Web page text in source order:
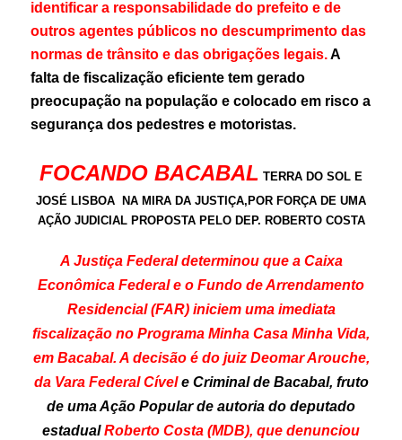
identificar a responsabilidade do prefeito e de
outros agentes públicos no descumprimento das
normas de trânsito e das obrigações legais.A
falta de fiscalização eficiente tem gerado
preocupação na população e colocado em risco a
segurança dos pedestres e motoristas.
FOCANDO BACABAL TERRA DO SOL E
JOSÉ LISBOA NA MIRA DA JUSTIÇA,POR FORÇA DE UMA
AÇÃO JUDICIAL PROPOSTA PELO DEP. ROBERTO COSTA
A Justiça Federal determinou que a Caixa
Econômica Federal e o Fundo de Arrendamento
Residencial (FAR) iniciem uma imediata
fiscalização no Programa Minha Casa Minha Vida,
em Bacabal. A decisão é do juiz Deomar Arouche,
da Vara Federal Cívele Criminal de Bacabal, fruto
de uma Ação Popular de autoria do deputado
estadualRoberto Costa (MDB), que denunciou